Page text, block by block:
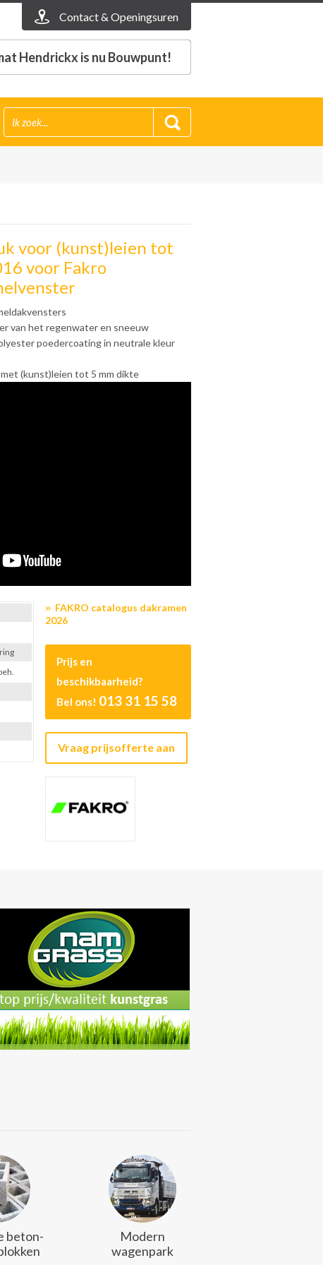
Contact & Openingsuren
Hendrickx is nu Bouwpunt!
voor (kunst)leien tot
voor Fakro
van het regenwater en sneeuw
poedercoating in neutrale kleur
(kunst)leien tot 5 mm dikte
FAKRO catalogus dakramen
2026
Prijs en
beschikbaarheid?
Bel ons! 013 31 15 58
Vraag prijsofferte aan
beton-
Modern
wagenpark